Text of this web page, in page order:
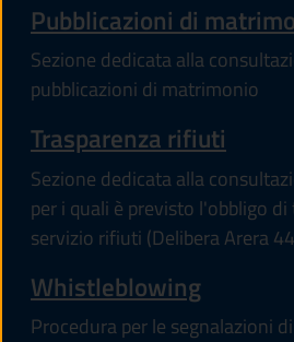
Pubblicazioni di
Sezione dedicata alla
pubblicazioni di matrimonio
Trasparenza rifiuti
Sezione dedicata alla
per i quali è previsto l'obbligo
servizio rifiuti (Delibera Arera
Whistleblowing
Procedura per le segnalazioni